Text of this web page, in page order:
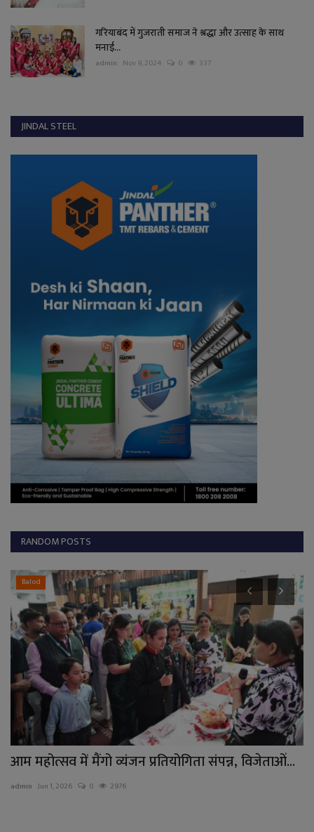
गरियाबंद में गुजराती समाज ने श्रद्धा और उत्साह के साथ
मनाई...
admin Nov 9, 2024 0 337
JINDAL STEEL
RANDOM POSTS
Balod
आम महोत्सव में मैंगो व्यंजन प्रतियोगिता संपन्न, विजेताओं...
admin Jun 1, 2026 0 2976